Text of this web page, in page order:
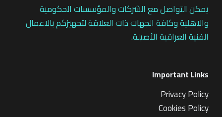
يمكن التواصل مع الشركات والمؤسسات الحكومية
والاهلية وكافة الجهات ذات العلاقة لتجهيزكم بالاعمال
الفنية العراقية الأصيلة.
Important Links
Privacy Policy
Cookies Policy